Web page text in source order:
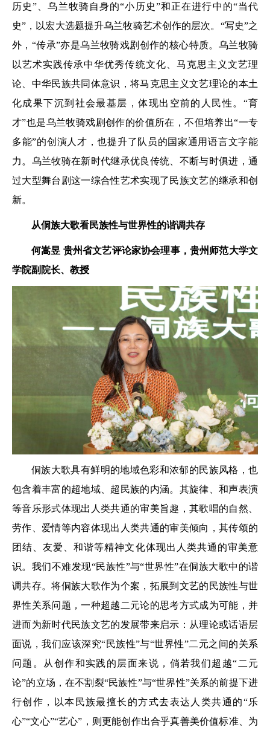
历史”、乌兰牧骑自身的“小历史”和正在进行中的“当代
史”，以宏大选题提升乌兰牧骑艺术创作的层次。“写史”之
外，“传承”亦是乌兰牧骑戏剧创作的核心特质。乌兰牧骑
以艺术实践传承中华优秀传统文化、马克思主义文艺理
论、中华民族共同体意识，将马克思主义文艺理论的本土
化成果下沉到社会最基层，体现出空前的人民性。“育
才”也是乌兰牧骑戏剧创作的价值所在，不但培养出“一专
多能”的创演人才，也提升了队员的国家通用语言文字能
力。乌兰牧骑在新时代继承优良传统、不断与时俱进，通
过大型舞台剧这一综合性艺术实现了民族文艺的继承和创
新。
从侗族大歌看民族性与世界性的谐调共存
何嵩昱 贵州省文艺评论家协会理事， 贵州师范大学文
学院副院长、教授
侗族大歌具有鲜明的地域色彩和浓郁的民族风格，也
包含着丰富的超地域、超民族的内涵。其旋律、和声表演
等音乐形式体现出人类共通的审美旨趣，其歌唱的自然、
劳作、爱情等内容体现出人类共通的审美倾向，其传颂的
团结、友爱、和谐等精神文化体现出人类共通的审美意
识。我们不难发现“民族性”与“世界性”在侗族大歌中的谐
调共存。将侗族大歌作为个案，拓展到文艺的民族性与世
界性关系问题，一种超越二元论的思考方式成为可能，并
进而为新时代民族文艺的发展带来启示：从理论或话语层
面说，我们应该深究“民族性”与“世界性”二元之间的关系
问题。从创作和实践的层面来说，倘若我们超越“二元
论”的立场，在不割裂“民族性”与“世界性”关系的前提下进
行创作，以本民族最擅长的方式去表达人类共通的“乐
心”“文心”“艺心”，则更能创作出合乎真善美价值标准、为